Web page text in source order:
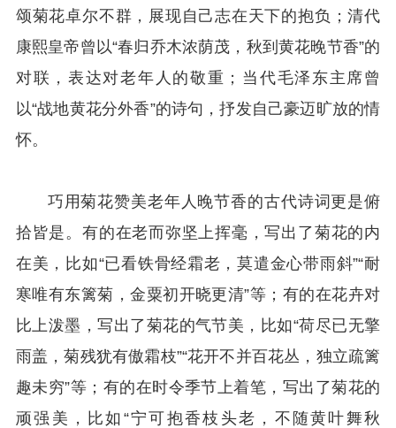
颂菊花卓尔不群，展现自己志在天下的抱负；清代
康熙皇帝曾以“春归乔木浓荫茂，秋到黄花晚节香”的
对联，表达对老年人的敬重；当代毛泽东主席曾
以“战地黄花分外香”的诗句，抒发自己豪迈旷放的情
怀。
巧用菊花赞美老年人晚节香的古代诗词更是俯
拾皆是。有的在老而弥坚上挥毫，写出了菊花的内
在美，比如“已看铁骨经霜老，莫遣金心带雨斜”“耐
寒唯有东篱菊，金粟初开晓更清”等；有的在花卉对
比上泼墨，写出了菊花的气节美，比如“荷尽已无擎
雨盖，菊残犹有傲霜枝”“花开不并百花丛，独立疏篱
趣未穷”等；有的在时令季节上着笔，写出了菊花的
顽强美，比如“宁可抱香枝头老，不随黄叶舞秋